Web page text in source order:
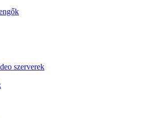
szerverek